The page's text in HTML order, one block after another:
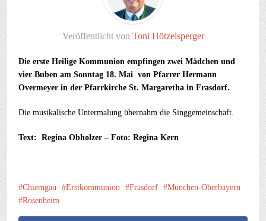
Veröffentlicht von Toni Hötzelsperger
Die erste Heilige Kommunion empfingen zwei Mädchen und
vier Buben am Sonntag 18. Mai von Pfarrer Hermann
Overmeyer in der Pfarrkirche St. Margaretha in Frasdorf.
Die musikalische Untermalung übernahm die Singgemeinschaft.
Text: Regina Obholzer – Foto: Regina Kern
Chiemgau Erstkommunion Frasdorf
München-Oberbayern
Rosenheim